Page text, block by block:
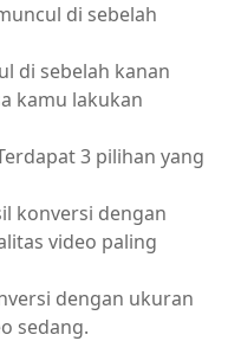
di sebelah
di sebelah kanan
kamu lakukan
3 pilihan yang
konversi dengan
video paling
dengan ukuran
sedang.